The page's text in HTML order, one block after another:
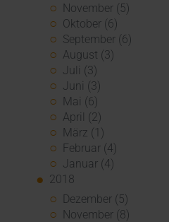
November (5)
Oktober (6)
September (6)
August (3)
Juli (3)
Juni (3)
Mai (6)
April (2)
März (1)
Februar (4)
Januar (4)
2018
Dezember (5)
November (8)